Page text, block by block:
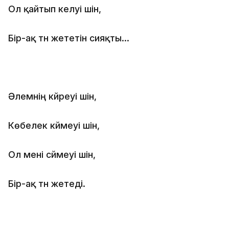
Ол қайтып келуі үшін,
Бір-ақ түн жететін сияқты...
Әлемнің күйреуі үшін,
Көбелек күймеуі үшін,
Ол мені сүймеуі үшін,
Бір-ақ түн жетеді.